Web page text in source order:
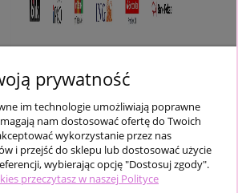
Pomoc
prywatność
im technologie umożliwiają poprawne
nam dostosować ofertę do Twoich
wykorzystanie przez nas
i przejść do sklepu lub dostosować użycie
wybierając opcję "Dostosuj zgody".
przeczytasz w naszej Polityce